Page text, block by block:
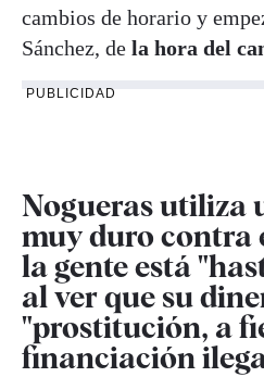
cambios de horario y
Sánchez, de la hora del
PUBLICIDAD
Nogueras utiliza
muy duro contra
la gente está
al ver que su
"prostitución, a
financiación